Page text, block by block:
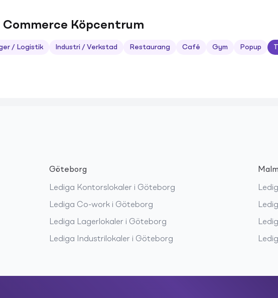
Köpcentrum
/ Logistik Industri / Verkstad Restaurang Café Gym Popup
Göteborg
Lediga Kontorslokaler i Göteborg
Lediga Co-work i Göteborg
Lediga Lagerlokaler i Göteborg
Lediga Industrilokaler i Göteborg